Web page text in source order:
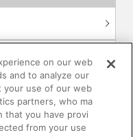
on our web
and to analyze our
your use of our web
partners, who ma
that you have provi
from your use